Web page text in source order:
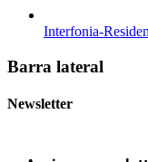
Interfonia-
Barra lateral
Newsletter